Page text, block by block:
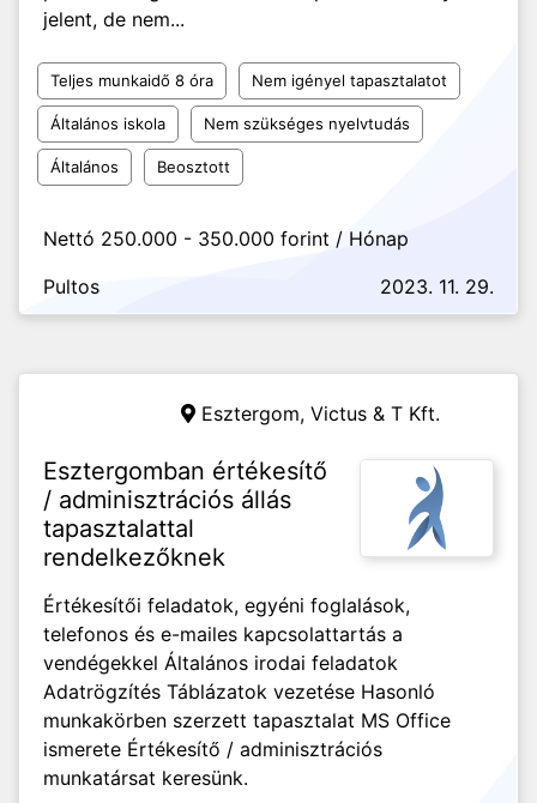
jelent, de nem...
Teljes munkaidő 8 óra Nem igényel tapasztalatot
Általános iskola Nem szükséges nyelvtudás
Általános Beosztott
Nettó 250.000 - 350.000 forint / Hónap
Pultos
2023. 11. 29.
Esztergom, Victus & T Kft.
Esztergomban értékesítő
/ adminisztrációs állás
tapasztalattal
rendelkezőknek
Értékesítői feladatok, egyéni foglalások,
telefonos és e-mailes kapcsolattartás a
vendégekkel Általános irodai feladatok
Adatrögzítés Táblázatok vezetése Hasonló
munkakörben szerzett tapasztalat MS Office
ismerete Értékesítő / adminisztrációs
munkatársat keresünk.